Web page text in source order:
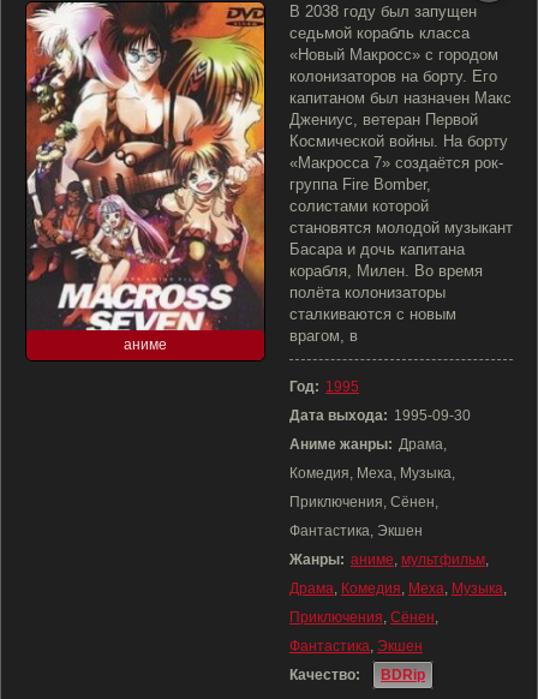
аниме
В 2038 году был запущен
седьмой корабль класса
«Новый Макросс» с городом
колонизаторов на борту. Его
капитаном был назначен Макс
Джениус, ветеран Первой
Космической войны. На борту
«Макросса 7» создаётся рок-
группа Fire Bomber,
солистами которой
становятся молодой музыкант
Басара и дочь капитана
корабля, Милен. Во время
полёта колонизаторы
сталкиваются с новым
врагом, в
Год: 1995
Дата выхода: 1995-09-30
Аниме жанры: Драма,
Комедия, Меха, Музыка,
Приключения, Сёнен,
Фантастика, Экшен
Жанры: аниме, мультфильм,
Драма, Комедия, Меха, Музыка,
Приключения, Сёнен,
Фантастика, Экшен
Качество:
BDRip